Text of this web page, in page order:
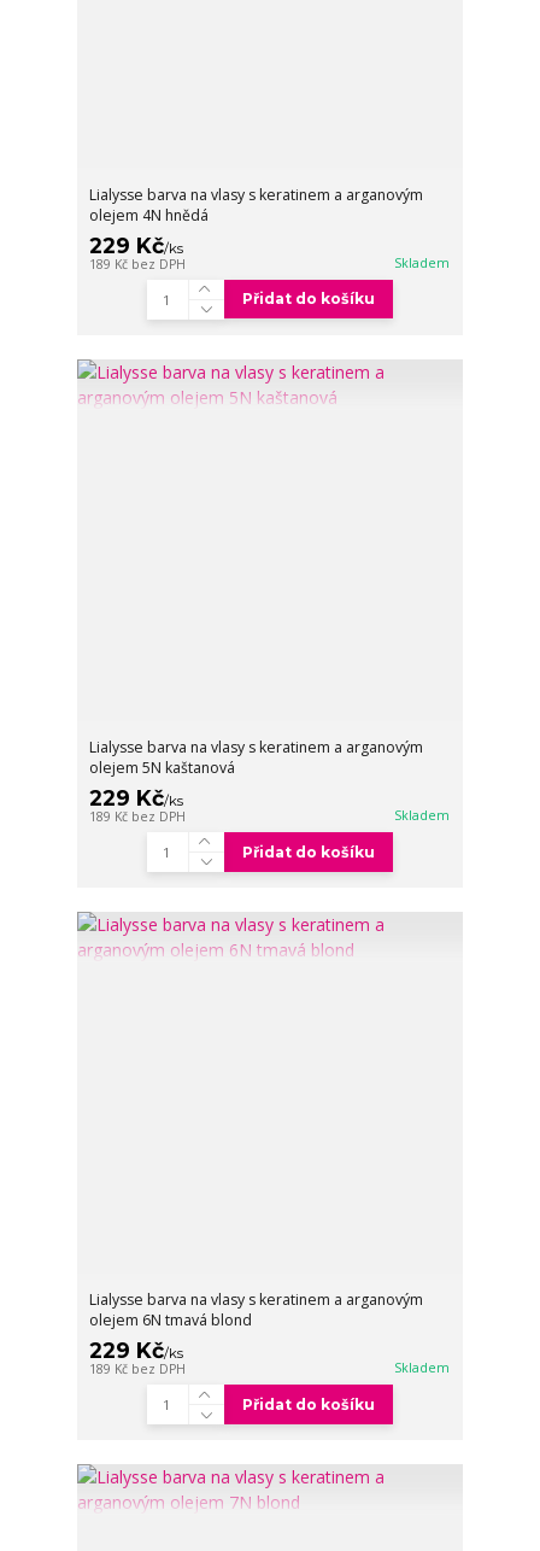
Lialysse barva na vlasy s keratinem a arganovým
olejem 4N hnědá
229 Kč/ks
189 Kč bez DPH Skladem
Přidat do košíku
Lialysse barva na vlasy s keratinem a arganovým
olejem 5N kaštanová
229 Kč/ks
189 Kč bez DPH Skladem
Přidat do košíku
Lialysse barva na vlasy s keratinem a arganovým
olejem 6N tmavá blond
229 Kč/ks
189 Kč bez DPH Skladem
Přidat do košíku